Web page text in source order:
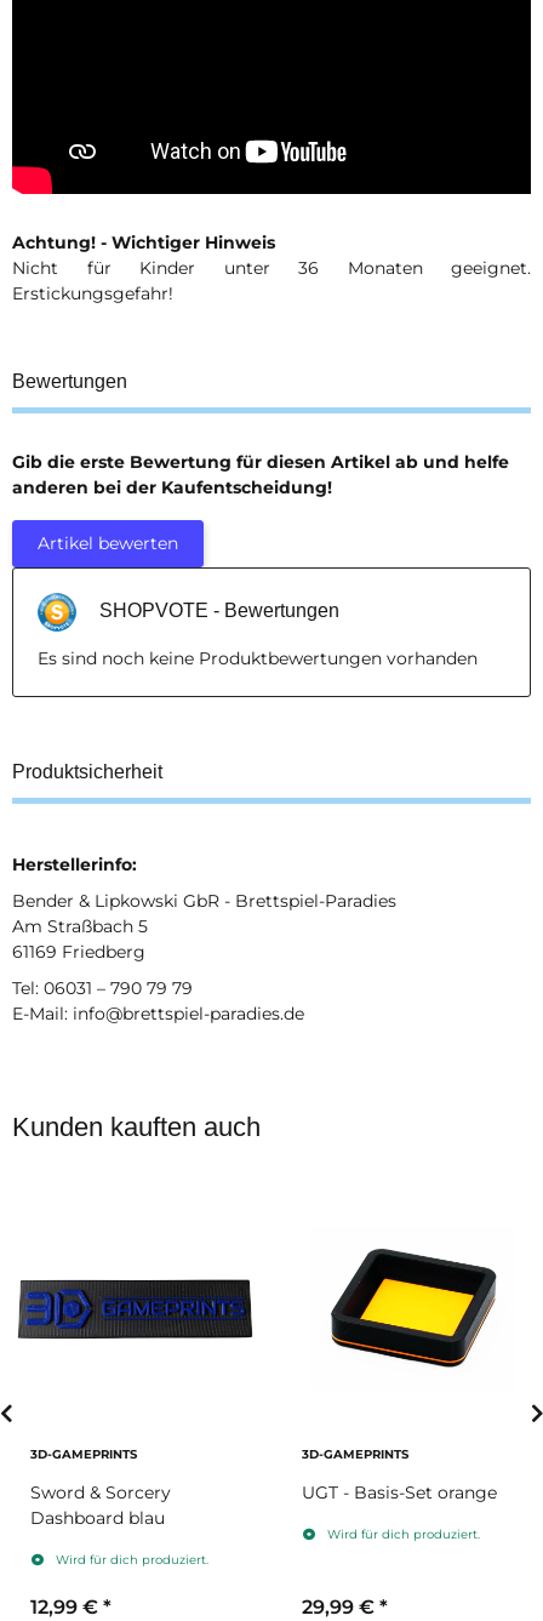
Achtung! - Wichtiger Hinweis
Nicht für Kinder unter 36 Monaten geeignet.
Erstickungsgefahr!
Bewertungen
Gib die erste Bewertung für diesen Artikel ab und helfe
anderen bei der Kaufentscheidung!
Artikel bewerten
SHOPVOTE - Bewertungen
Es sind noch keine Produktbewertungen vorhanden
Produktsicherheit
Herstellerinfo:
Bender & Lipkowski GbR - Brettspiel-Paradies
Am Straßbach 5
61169 Friedberg
Tel: 06031 – 790 79 79
E-Mail: info@brettspiel-paradies.de
Kunden kauften auch
3D-GAMEPRINTS
Sword & Sorcery
Dashboard blau
Wird für dich produziert.
12,99 € *
3D-GAMEPRINTS
UGT - Basis-Set orange
Wird für dich produziert.
29,99 € *